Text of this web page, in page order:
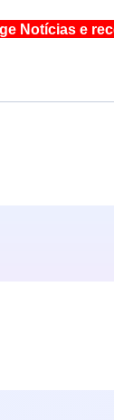
Notícias e